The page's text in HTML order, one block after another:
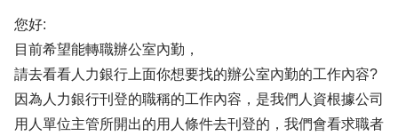
您好:
目前希望能轉職辦公室內勤，
請去看看人力銀行上面你想要找的辦公室內勤的工作內容?
因為人力銀行刊登的職稱的工作內容，是我們人資根據公司
用人單位主管所開出的用人條件去刊登的，我們會看求職者